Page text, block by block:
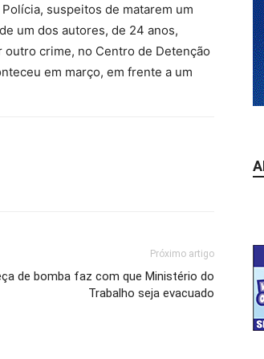
suspeitos de matarem um
um dos autores, de 24 anos,
outro crime, no Centro de Detenção
em março, em frente a um
Próximo artigo
de bomba faz com que Ministério do
Trabalho seja evacuado